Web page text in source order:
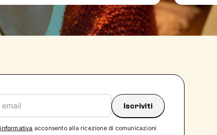
informativa acconsento alla ricezione di comunicazioni